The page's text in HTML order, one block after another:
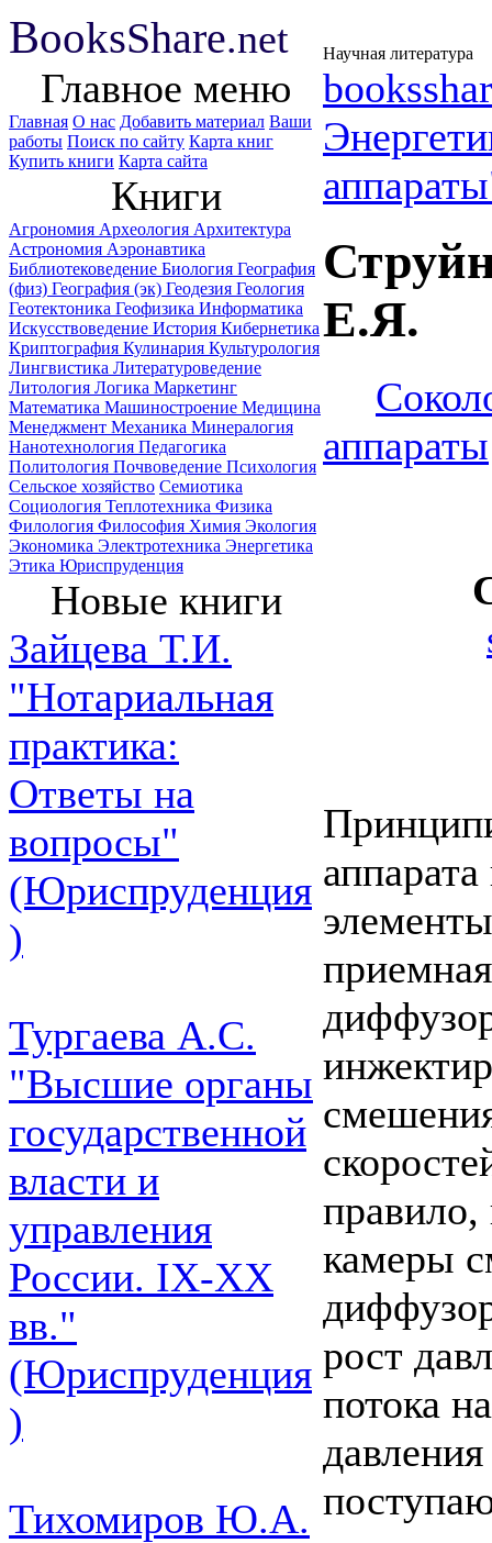
BooksShare.net Научная литература
Главное меню
Главная О нас Добавить материал Ваши
работы Поиск по сайту Карта книг
Купить книги Карта сайта
Книги
Агрономия Археология Архитектура
Астрономия Аэронавтика
Библиотековедение Биология География
(физ) География (эк) Геодезия Геология
Геотектоника Геофизика Информатика
Искусствоведение История Кибернетика
Криптография Кулинария Культурология
Лингвистика Литературоведение
Литология Логика Маркетинг
Математика Машиностроение Медицина
Менеджмент Механика Минералогия
Нанотехнология Педагогика
Политология Почвоведение Психология
Сельское хозяйство Семиотика
Социология Теплотехника Физика
Филология Философия Химия Экология
Экономика Электротехника Энергетика
Этика Юриспруденция
Новые книги
Зайцева Т.И.
"Нотариальная
практика:
Ответы на
вопросы"
(Юриспруденция
)
Тургаева А.С.
"Высшие органы
государственной
власти и
управления
России. IХ-ХХ
вв."
(Юриспруденция
)
Тихомиров Ю.А.
Е.Я.
аппараты
камеры
рост
потока